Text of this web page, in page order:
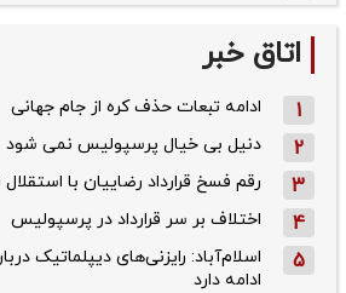
اتاق خبر
1 ادامه تبعات حذف کره از جام جهانی
2 دنیل بی خیال پرسپولیس نمی شود
3 رقم فسخ قرارداد رضاییان با استقلال فقط ۱۰۰میلیون
4 اختلاف بر سر قرارداد در پرسپولیس
5
اسلام‌آباد: رایزنی‌های دیپلماتیک
ادامه دارد